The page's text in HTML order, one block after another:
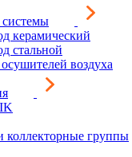
керамический
стальной
воздуха
коллекторные группы